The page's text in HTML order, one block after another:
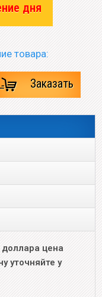
дня
товара:
Заказать
цена
уточняйте у